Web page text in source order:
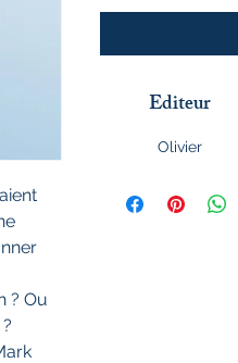
? Ou
Editeur
Olivier